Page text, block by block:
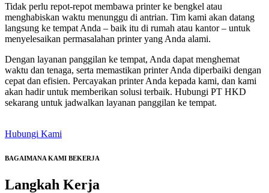
Tidak perlu repot-repot membawa printer ke bengkel atau
menghabiskan waktu menunggu di antrian. Tim kami akan datang
langsung ke tempat Anda – baik itu di rumah atau kantor – untuk
menyelesaikan permasalahan printer yang Anda alami.
Dengan layanan panggilan ke tempat, Anda dapat menghemat
waktu dan tenaga, serta memastikan printer Anda diperbaiki dengan
cepat dan efisien. Percayakan printer Anda kepada kami, dan kami
akan hadir untuk memberikan solusi terbaik. Hubungi PT HKD
sekarang untuk jadwalkan layanan panggilan ke tempat.
Hubungi Kami
BAGAIMANA KAMI BEKERJA
Langkah Kerja